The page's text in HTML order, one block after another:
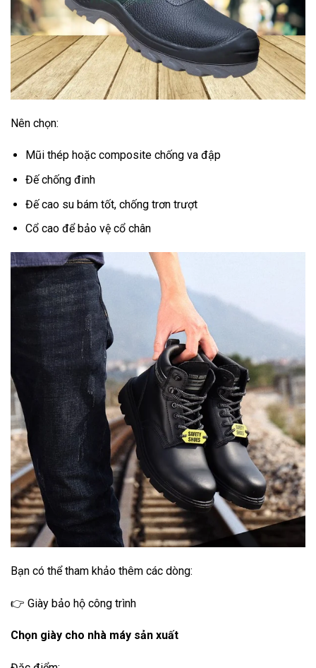
Nên chọn:
Mũi thép hoặc composite chống va đập
Đế chống đinh
Đế cao su bám tốt, chống trơn trượt
Cổ cao để bảo vệ cổ chân
Bạn có thể tham khảo thêm các dòng:
👉 Giày bảo hộ công trình
Chọn giày cho nhà máy sản xuất